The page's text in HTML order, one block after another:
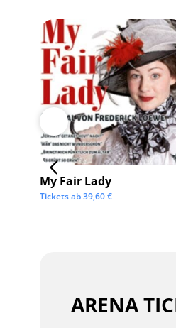
My Fair Lady
Tickets ab39,60€
ARENA